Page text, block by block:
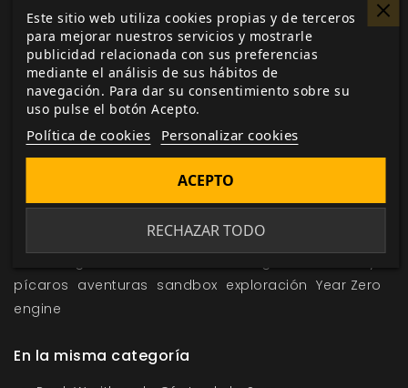
continúa visitando nuestra web, donde publicaremos
algunos adelantos sobre las reglas, el arte y el
trasfondo del juego.
Me gusta esto
Forbidden Lands Nils Gulliksson
pícaros aventuras sandbox exploración Year Zero
engine
En la misma categoría
Este sitio web utiliza cookies propias y de terceros
para mejorar nuestros servicios y mostrarle
publicidad relacionada con sus preferencias
mediante el análisis de sus hábitos de
navegación. Para dar su consentimiento sobre su
uso pulse el botón Acepto.
Política de cookies Personalizar cookies
RECHAZAR TODO
ACEPTO